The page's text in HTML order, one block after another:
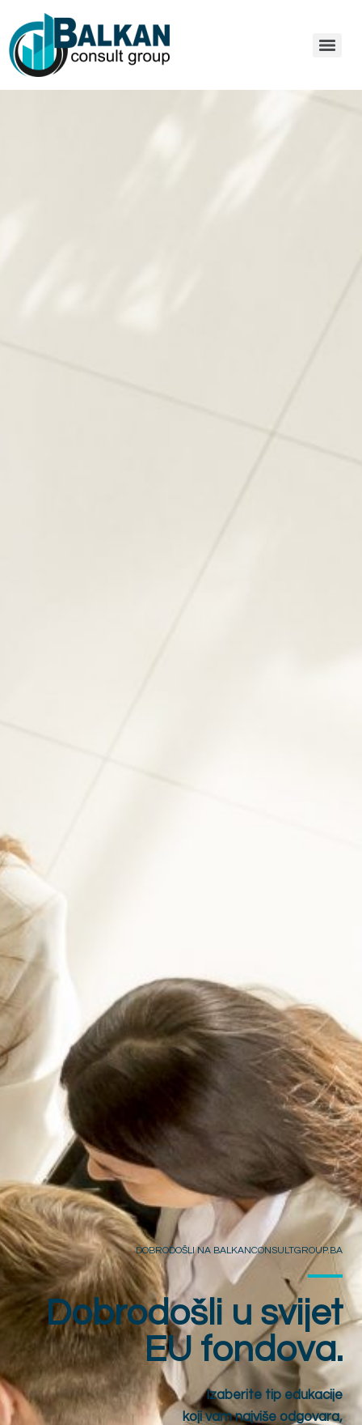
DOBRODOŠLI NA BALKANCONSULTGROUP.BA
Dobrodošli u svijet
EU fondova.
Izaberite tip edukacije
koji vam najviše odgovara,